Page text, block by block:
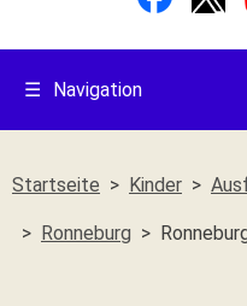
☰ Navigation
Startseite Kinder
Ronneburg